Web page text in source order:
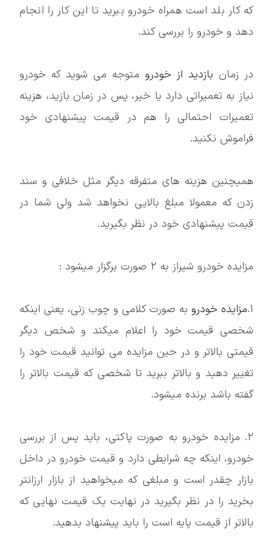
که کار بلد است همراه خودرو ببرید تا این کار را انجام
دهد و خودرو را بررسی کند.
در زمان بازدید از خودرو متوجه می شوید که خودرو
نیاز به تعمیراتی دارد یا خیر، پس در زمان بازید، هزینه
تعمیرات احتمالی را هم در قیمت پیشنهادی خود
فراموش نکنید.
همیچنین هزینه های متفرقه دیگر مثل خلافی و سند
زدن که معمولا مبلغ بالایی نخواهد شد ولی شما در
قیمت پیشنهادی خود در نظر بگیرید.
مزایده خودرو شیراز به 2 صورت برگزار میشود :
1. مزایده خودرو به صورت کلامی و چوب زنی، یعنی اینکه
شخصی قیمت خود را اعلام میکند و شخص دیگر
قیمتی بالاتر و در حین مزایده می توانید قیمت خود را
تغییر دهید و بالاتر ببرید تا شخصی که قیمت بالاتر را
گفته باشد برنده میشود.
2. مزایده خودرو به صورت پاکتی، باید پس از بررسی
خودرو، اینکه چه شرایطی دارد و قیمت خودرو در داخل
بازار چقدر است و مبلغی که میخواهید از بازار ارزانتر
بخرید را در نظر بگیرید در نهایت یک قیمت نهایی که
بالاتر از قیمت پایه است را باید پیشنهاد بدهید.